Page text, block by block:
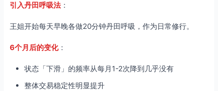
引入丹田呼吸法：
王姐开始每天早晚各做20分钟丹田呼吸，作为日常修行。
6个月后的变化：
状态「下滑」的频率从每月1-2次降到几乎没有
整体交易稳定性明显提升